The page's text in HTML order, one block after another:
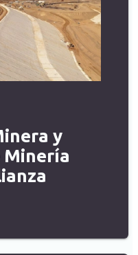
y
Minería